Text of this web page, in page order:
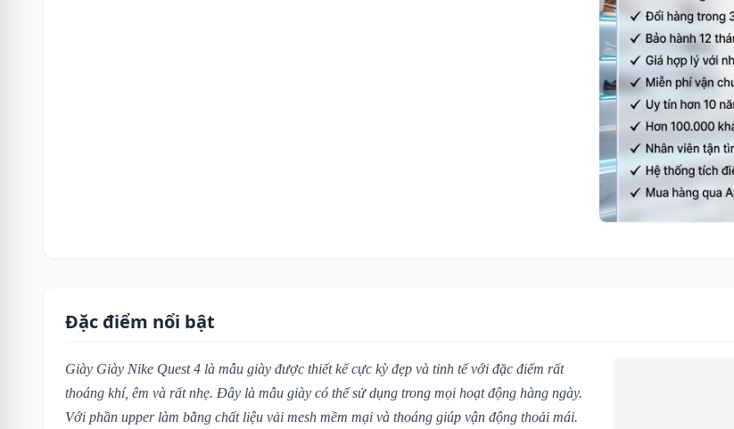
Đặc điểm nổi bật
Giày Giày Nike Quest 4 là mẫu giày được thiết kế cực kỳ đẹp và tinh tế với đặc điểm rất
thoáng khí, êm và rất nhẹ. Đây là mẫu giày có thể sử dụng trong mọi hoạt động hàng ngày.
Với phần upper làm bằng chất liệu vải mesh mềm mại và thoáng giúp vận động thoải mái.